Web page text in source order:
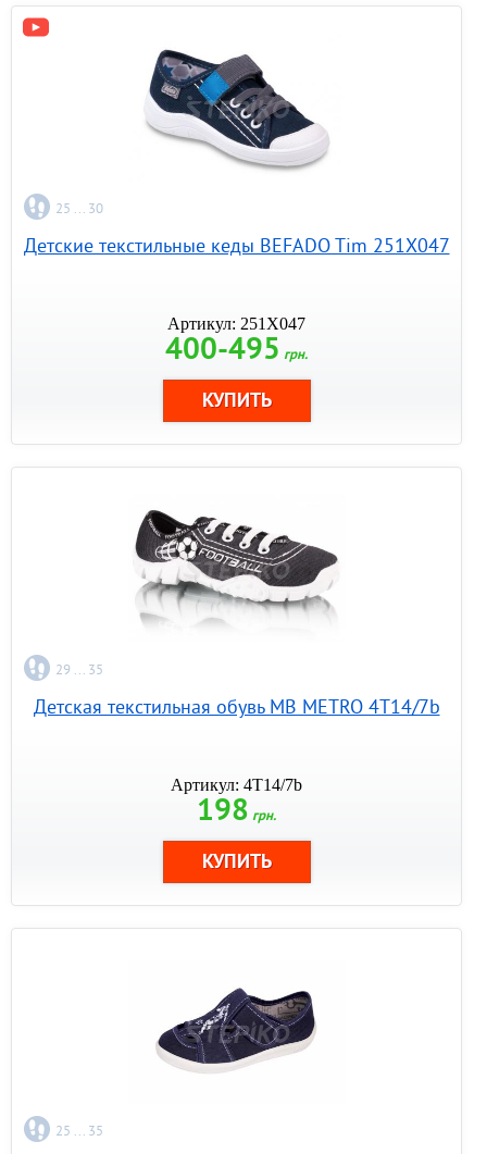
25 ... 30
Детские текстильные кеды BEFADO Tim 251X047
Артикул: 251X047
400-495 грн.
29 ... 35
Детская текстильная обувь MB METRO 4T14/7b
Артикул: 4T14/7b
198 грн.
25 ... 35